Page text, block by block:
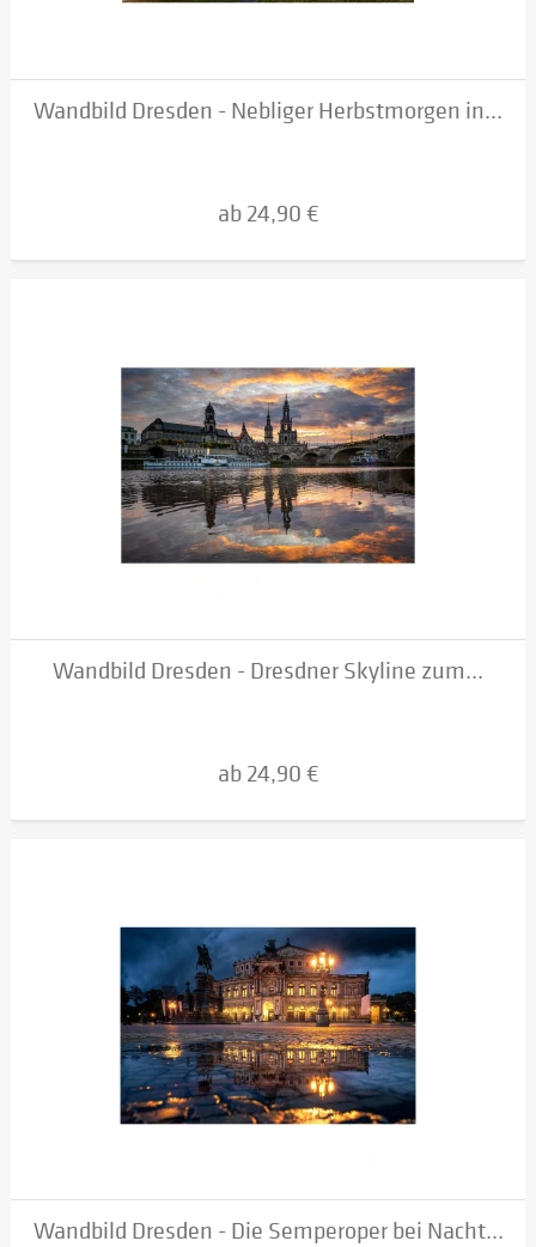
Wandbild Dresden - Nebliger Herbstmorgen in...
ab 24,90 €
Wandbild Dresden - Dresdner Skyline zum...
ab 24,90 €
Wandbild Dresden - Die Semperoper bei Nacht...